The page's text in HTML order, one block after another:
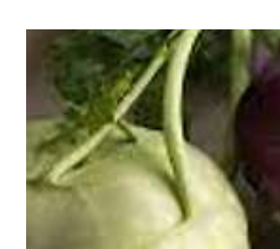
분들을 위해 준비한 호텔 측의 배려가 느껴
유부스 왼쪽에는 구워져 있는 와플과 딸기
은 조금 차가워 토스트기에 가져가 살짝 데
대하지 않고 먹었는데 기대이상이었습니다
에스프레소를 내리고 바로 라테를 만들어
넣어 쏘이라테를 만들..